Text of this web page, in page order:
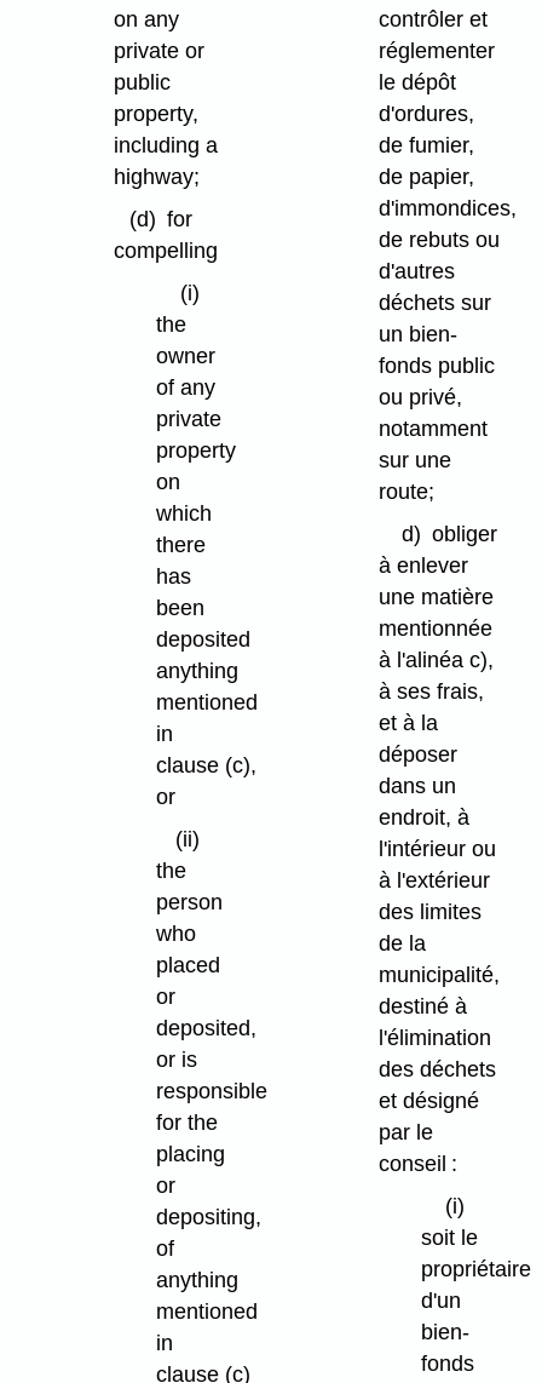
on any
private or
public
property,
including a
highway;
(d) for
compelling
(i)
the
owner
of any
private
property
on
which
there
has
been
deposited
anything
mentioned
in
clause (c),
or
(ii)
the
person
who
placed
or
deposited,
or is
responsible
for the
placing
or
depositing,
of
anything
mentioned
in
clause (c)
contrôler et
réglementer
le dépôt
d'ordures,
de fumier,
de papier,
d'immondices,
de rebuts ou
d'autres
déchets sur
un bien-
fonds public
ou privé,
notamment
sur une
route;
d) obliger
à enlever
une matière
mentionnée
à l'alinéa c),
à ses frais,
et à la
déposer
dans un
endroit, à
l'intérieur ou
à l'extérieur
des limites
de la
municipalité,
destiné à
l'élimination
des déchets
et désigné
par le
conseil :
(i)
soit le
propriétaire
d'un
bien-
fonds